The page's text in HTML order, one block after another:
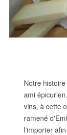
Notre
ami
vins, à cette
ramené
l'importer